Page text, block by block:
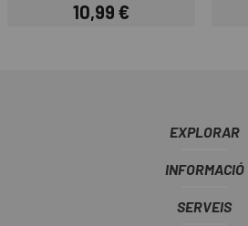
Preu
10,99 €
EXPLORAR
INFORMACIÓ
SERVEIS